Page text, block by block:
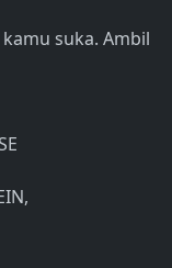
suka. Ambil